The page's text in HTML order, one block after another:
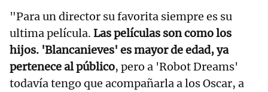
"Para un director su favorita siempre es su
ultima película. Las películas son como los
hijos. 'Blancanieves' es mayor de edad, ya
pertenece al público, pero a 'Robot Dreams'
todavía tengo que acompañarla a los Oscar, a